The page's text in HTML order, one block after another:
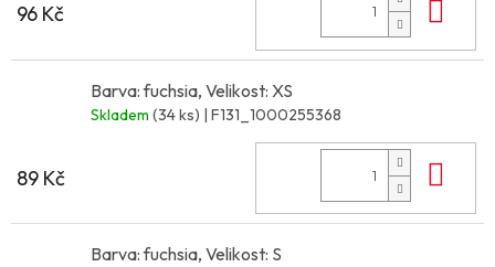
96 Kč
Barva: fuchsia, Velikost: XS
Skladem (34 ks) | F131_1000255368
89 Kč
Barva: fuchsia, Velikost: S